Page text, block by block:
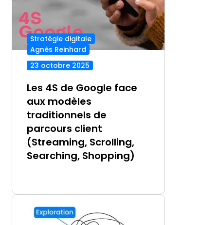
Stratégie digitale
Agnès Reinhard
23 octobre 2025
Les 4S de Google face
aux modèles
traditionnels de
parcours client
(Streaming, Scrolling,
Searching, Shopping)